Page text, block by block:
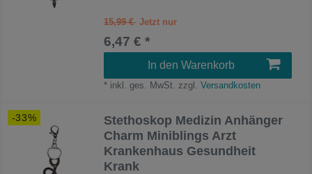
15,99 €
6,47 € *
In den Warenkorb
* inkl. ges. MwSt. zzgl. Versandkosten
-33%
Stethoskop Medizin Anhänger
Charm Miniblings Arzt
Krankenhaus Gesundheit
Krank